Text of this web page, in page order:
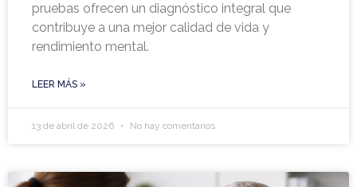
pruebas ofrecen un diagnóstico integral que
contribuye a una mejor calidad de vida y
rendimiento mental.
LEER MÁS »
13 de abril de 2026 No hay comentarios